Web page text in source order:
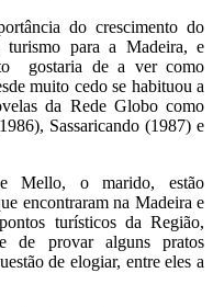
do crescimento do
turismo para a Madeira, e
gostaria de a ver como
muito cedo se habituou a
da Rede Globo como
Sassaricando (1987) e
Mello, o marido, estão
encontraram na Madeira e
turísticos da Região,
de provar alguns pratos
de elogiar, entre eles a